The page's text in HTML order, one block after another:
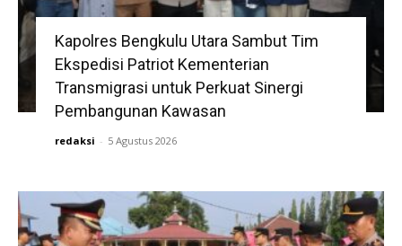
Kapolres Bengkulu Utara Sambut Tim
Ekspedisi Patriot Kementerian
Transmigrasi untuk Perkuat Sinergi
Pembangunan Kawasan
redaksi - 5 Agustus 2026